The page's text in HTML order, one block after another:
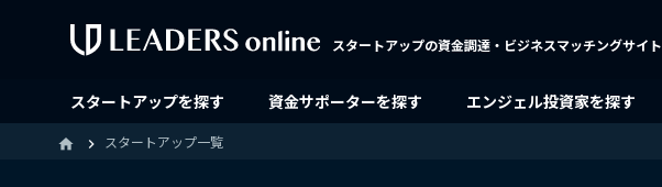
スタートアップの資金調達・ビジネスマッチングサイト
スタートアップを探す 資金サポーターを探す エンジェル投資家を探す
home スタートアップ一覧